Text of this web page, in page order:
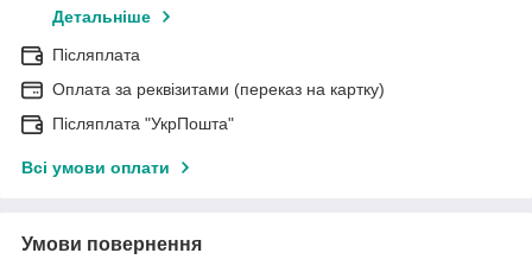
Детальніше
Післяплата
Оплата за реквізитами (переказ на картку)
Післяплата "УкрПошта"
Всі умови оплати
Умови повернення